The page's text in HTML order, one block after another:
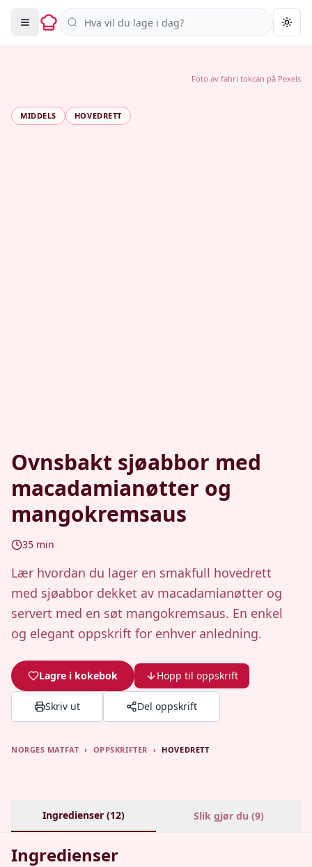
Søk i oppskrifter
MIDDELS HOVEDRETT
Ovnsbakt sjøabbor med
macadamianøtter og
mangokremsaus
35 min
Lær hvordan du lager en smakfull hovedrett
med sjøabbor dekket av macadamianøtter og
servert med en søt mangokremsaus. En enkel
og elegant oppskrift for enhver anledning.
Lagre i kokebok Hopp til oppskrift
Skriv ut Del oppskrift
Foto av fahri tokcan på Pexels
NORGES MATFAT › OPPSKRIFTER › HOVEDRETT
Ingredienser (12) Slik gjør du (9)
Ingredienser